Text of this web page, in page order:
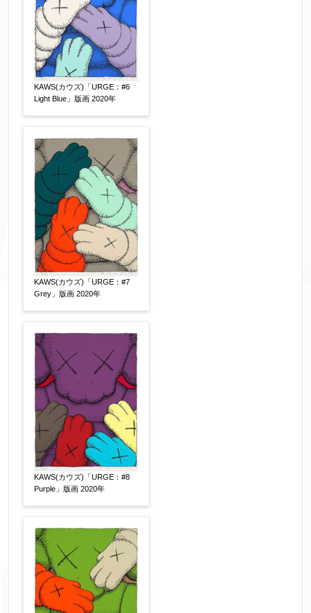
【任意】
個人情報の取扱いについて、同意の上送信しま
す。（確認画面は表示されません）
同意する 【必須】
↑ 同意頂けましたらチェックを入れてくださ
い。
※データはSSL(Secure Sockets Layer)通信によ
り暗号化して送信されます。
KAWS(カウズ)「URGE：#6
Light Blue」版画 2020年
KAWS(カウズ)「URGE：#7
Grey」版画 2020年
KAWS(カウズ)「URGE：#8
Purple」版画 2020年